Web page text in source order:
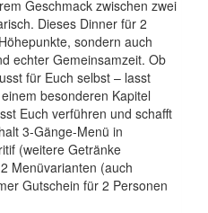
Geschmack zwischen zwei
Dieses Dinner für 2
sondern auch
echter Gemeinsamzeit. Ob
für Euch selbst – lasst
besonderen Kapitel
Euch verführen und schafft
3-Gänge-Menü in
(weitere Getränke
Menüvarianten (auch
Gutschein für 2 Personen